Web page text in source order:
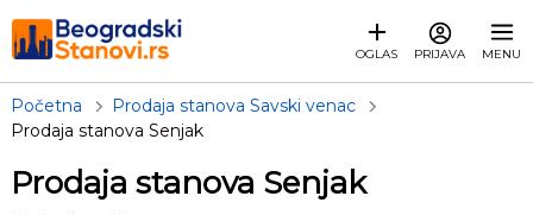
OGLAS PRIJAVA MENU
Početna
Prodaja stanova Savski venac
Prodaja stanova Senjak
Prodaja stanova Senjak